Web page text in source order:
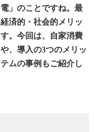
」のことですね。最
済的・社会的メリッ
。今回は、自家消費
、導入の3つのメリッ
ムの事例もご紹介し